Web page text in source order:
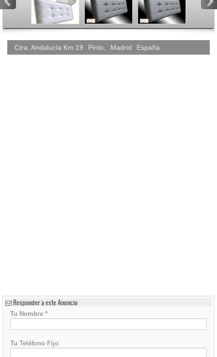
Ctra. Andalucía Km 19 Pinto Madrid España
Responder a este Anuncio
Tu Nombre *
Tu Teléfono Fijo